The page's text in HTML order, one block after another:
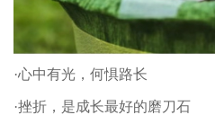
·心中有光，何惧路长
·挫折，是成长最好的磨刀石